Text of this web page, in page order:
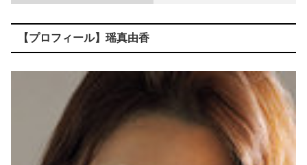
ぽっちゃりデブの熟女を犯した重々しいハメ撮り画像
【速報】 NHKの性被害問題、性加害した番組出演者が衝撃告白！
この水着が初めての撮影のようですがマン筋がヤバいですねｗｗｗ
【プロフィール】瑶真由香